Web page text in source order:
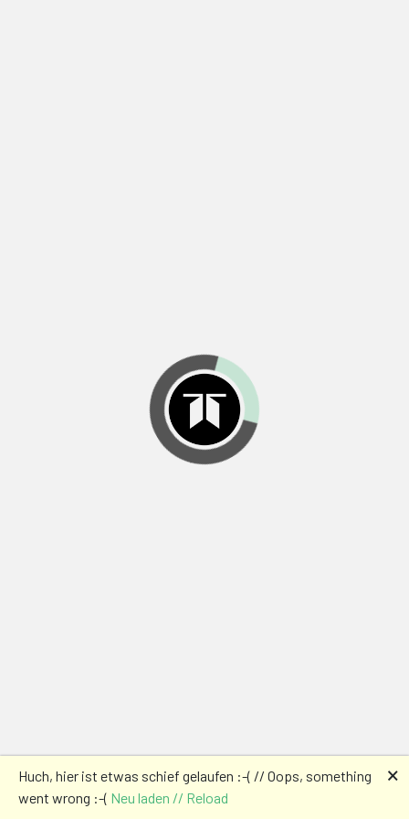
Huch, hier ist etwas schief gelaufen :-( // Oops, something
went wrong :-( Neu laden // Reload
🗙